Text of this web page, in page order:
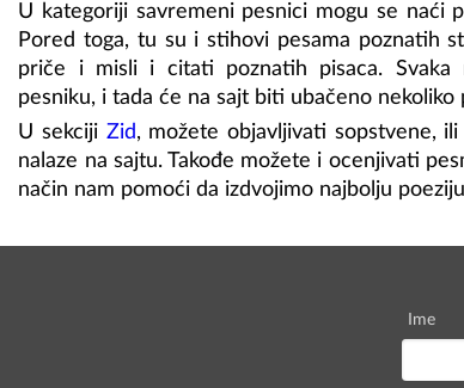
U kategoriji savremeni pesnici mogu se naći
Pored toga, tu su i stihovi pesama poznatih
priče i misli i citati poznatih pisaca. Svaka
pesniku, i tada će na sajt biti ubačeno nekoliko
U sekciji Zid, možete objavljivati sopstvene,
nalaze na sajtu. Takođe možete i ocenjivati
način nam pomoći da izdvojimo najbolju
Ime